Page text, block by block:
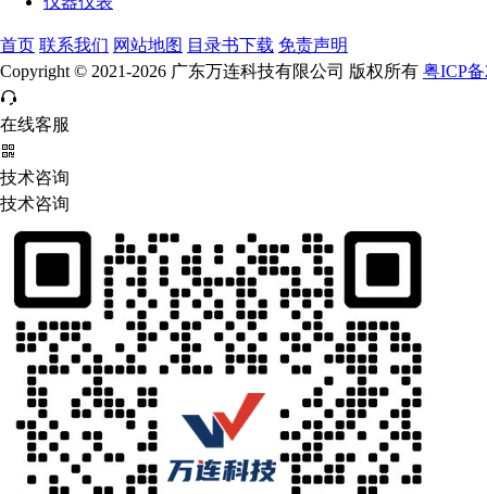
首页 联系我们 网站地图 目录书下载 免责声明
Copyright © 2021-2026 广东万连科技有限公司 版权所有 粤ICP备
在线客服
技术咨询
技术咨询